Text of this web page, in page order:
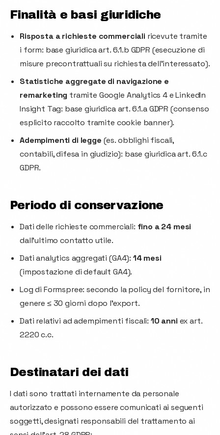
Finalità e basi giuridiche
Risposta a richieste commerciali ricevute tramite
i form: base giuridica art. 6.1.b GDPR (esecuzione di
misure precontrattuali su richiesta dell'interessato).
Statistiche aggregate di navigazione e
remarketing tramite Google Analytics 4 e LinkedIn
Insight Tag: base giuridica art. 6.1.a GDPR (consenso
esplicito raccolto tramite cookie banner).
Adempimenti di legge (es. obblighi fiscali,
contabili, difesa in giudizio): base giuridica art. 6.1.c
GDPR.
Periodo di conservazione
Dati delle richieste commerciali: fino a 24 mesi
dall'ultimo contatto utile.
Dati analytics aggregati (GA4): 14 mesi
(impostazione di default GA4).
Log di Formspree: secondo la policy del fornitore, in
genere ≤ 30 giorni dopo l'export.
Dati relativi ad adempimenti fiscali: 10 anni ex art.
2220 c.c.
Destinatari dei dati
I dati sono trattati internamente da personale
autorizzato e possono essere comunicati ai seguenti
soggetti, designati responsabili del trattamento ai